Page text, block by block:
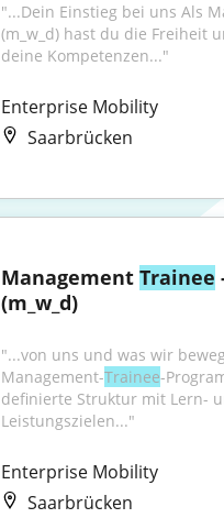
"...Dein Einstieg bei uns Als
(m_w_d) hast du die Freiheit
deine Kompetenzen..."
Enterprise Mobility
Saarbrücken
Management Trainee
(m_w_d)
"...von uns und was wir
Management-Trainee-
definierte Struktur mit Lern-
Leistungszielen..."
Enterprise Mobility
Saarbrücken